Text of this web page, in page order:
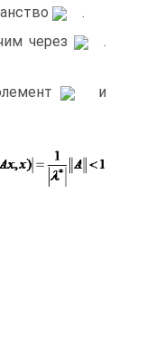
.
через
.
и